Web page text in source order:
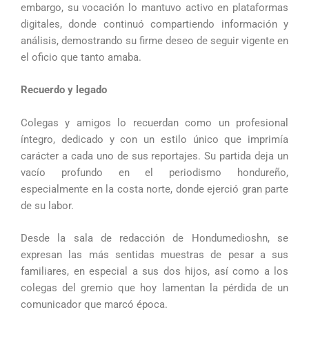
embargo, su vocación lo mantuvo activo en plataformas
digitales, donde continuó compartiendo información y
análisis, demostrando su firme deseo de seguir vigente en
el oficio que tanto amaba.
Recuerdo y legado
Colegas y amigos lo recuerdan como un profesional
íntegro, dedicado y con un estilo único que imprimía
carácter a cada uno de sus reportajes. Su partida deja un
vacío profundo en el periodismo hondureño,
especialmente en la costa norte, donde ejerció gran parte
de su labor.
Desde la sala de redacción de Hondumedioshn, se
expresan las más sentidas muestras de pesar a sus
familiares, en especial a sus dos hijos, así como a los
colegas del gremio que hoy lamentan la pérdida de un
comunicador que marcó época.